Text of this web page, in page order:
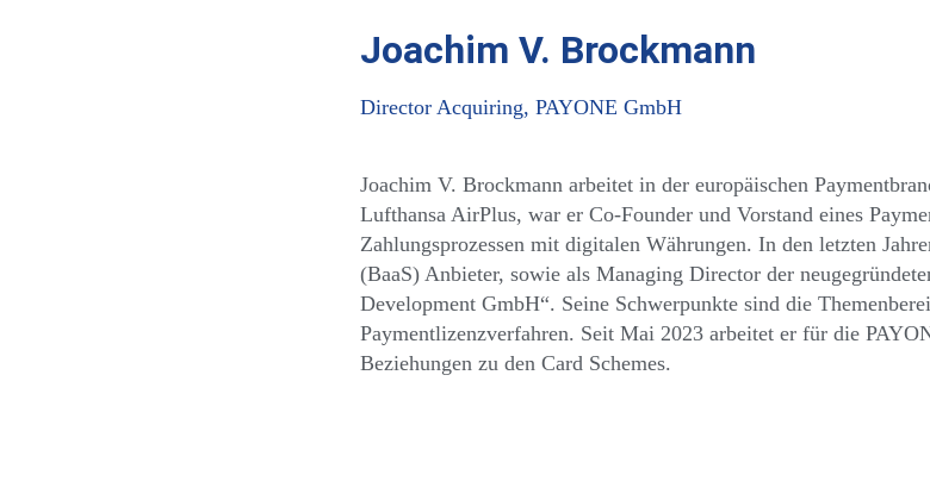
Joachim V. Brockmann
Director Acquiring, PAYONE GmbH
Joachim V. Brockmann arbeitet in der europäischen
Lufthansa AirPlus, war er Co-Founder und Vorstand eines
Zahlungsprozessen mit digitalen Währungen. In den letzten
(BaaS) Anbieter, sowie als Managing Director der
Development GmbH“. Seine Schwerpunkte sind die
Paymentlizenzverfahren. Seit Mai 2023 arbeitet er für die
Beziehungen zu den Card Schemes.